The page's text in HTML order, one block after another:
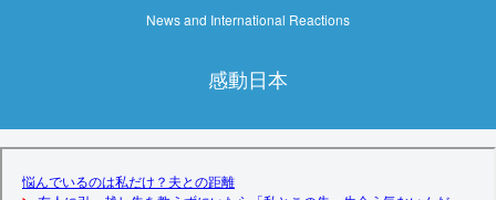
News and International Reactions
感動日本